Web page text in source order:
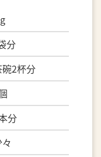
分
分
分